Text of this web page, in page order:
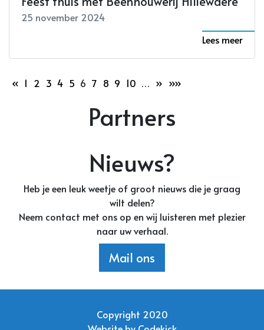
25 november 2024
Lees meer
« 1 2 3 4 5 6 7 8 9 10 … » »»
Partners
Nieuws?
Heb je een leuk weetje of groot nieuws die je graag
wilt delen?
Neem contact met ons op en wij luisteren met plezier
naar uw verhaal.
Mail ons
Copyright 2020